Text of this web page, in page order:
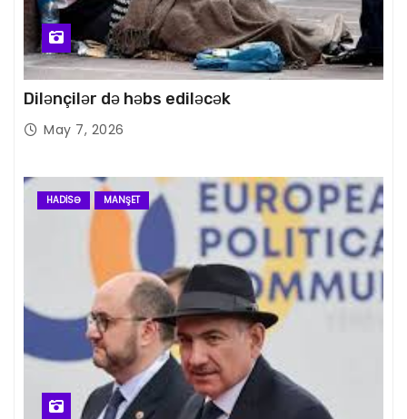
Dilənçilər də həbs ediləcək
May 7, 2026
HADISƏ MANŞET